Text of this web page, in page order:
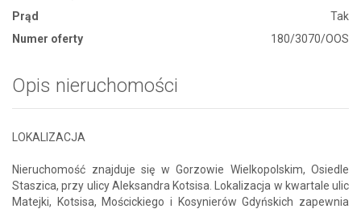
Prąd
Tak
Numer oferty
180/3070/OOS
Opis nieruchomości
LOKALIZACJA
Nieruchomość znajduje się w Gorzowie Wielkopolskim, Osiedle
Staszica, przy ulicy Aleksandra Kotsisa. Lokalizacja w kwartale ulic
Matejki, Kotsisa, Mościckiego i Kosynierów Gdyńskich zapewnia